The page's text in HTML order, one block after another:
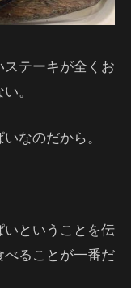
テーキが全くお
。
なのだから。
ということを伝
べることが一番だ